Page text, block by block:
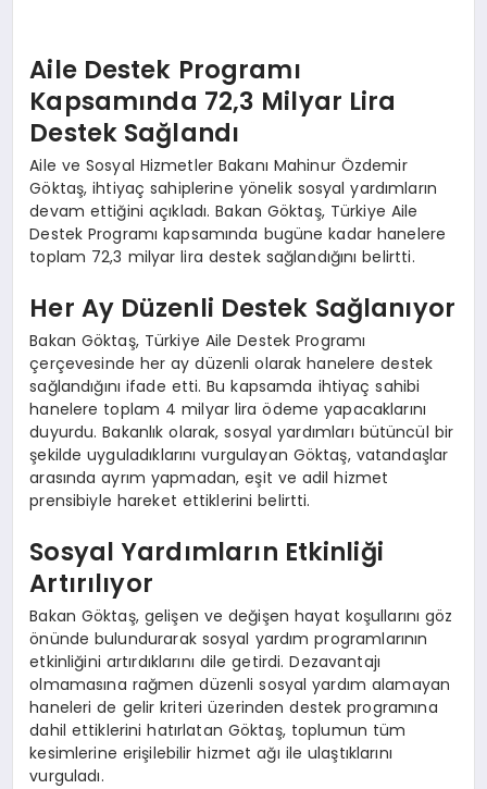
Aile Destek Programı
Kapsamında 72,3 Milyar Lira
Destek Sağlandı
Aile ve Sosyal Hizmetler Bakanı Mahinur Özdemir
Göktaş, ihtiyaç sahiplerine yönelik sosyal yardımların
devam ettiğini açıkladı. Bakan Göktaş, Türkiye Aile
Destek Programı kapsamında bugüne kadar hanelere
toplam 72,3 milyar lira destek sağlandığını belirtti.
Her Ay Düzenli Destek Sağlanıyor
Bakan Göktaş, Türkiye Aile Destek Programı
çerçevesinde her ay düzenli olarak hanelere destek
sağlandığını ifade etti. Bu kapsamda ihtiyaç sahibi
hanelere toplam 4 milyar lira ödeme yapacaklarını
duyurdu. Bakanlık olarak, sosyal yardımları bütüncül bir
şekilde uyguladıklarını vurgulayan Göktaş, vatandaşlar
arasında ayrım yapmadan, eşit ve adil hizmet
prensibiyle hareket ettiklerini belirtti.
Sosyal Yardımların Etkinliği
Artırılıyor
Bakan Göktaş, gelişen ve değişen hayat koşullarını göz
önünde bulundurarak sosyal yardım programlarının
etkinliğini artırdıklarını dile getirdi. Dezavantajı
olmamasına rağmen düzenli sosyal yardım alamayan
haneleri de gelir kriteri üzerinden destek programına
dahil ettiklerini hatırlatan Göktaş, toplumun tüm
kesimlerine erişilebilir hizmet ağı ile ulaştıklarını
vurguladı.